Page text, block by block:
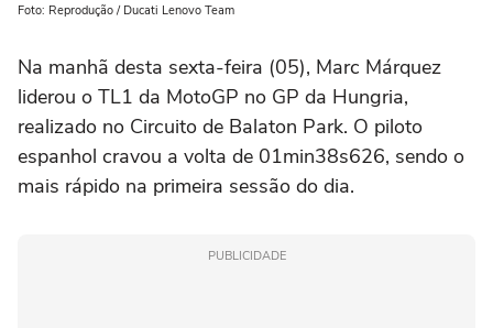
Foto: Reprodução / Ducati Lenovo Team
Na manhã desta sexta-feira (05), Marc Márquez
liderou o TL1 da MotoGP no GP da Hungria,
realizado no Circuito de Balaton Park. O piloto
espanhol cravou a volta de 01min38s626, sendo o
mais rápido na primeira sessão do dia.
PUBLICIDADE